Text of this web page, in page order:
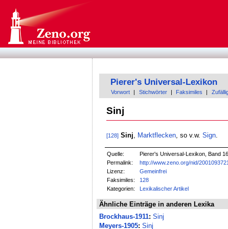
Pierer's Universal-Lexikon
Vorwort Stichwörter Faksimiles
Sinj
[128] Sinj Marktflecken, so v.w. Sign.
Quelle:
Pierer's Universal-Lexikon, Band
Permalink:
http://www.zeno.org/nid/
Lizenz:
Gemeinfrei
Faksimiles:
128
Kategorien:
Lexikalischer Artikel
Ähnliche Einträge in anderen Lexika
Brockhaus-1911: Sinj
Meyers-1905: Sinj